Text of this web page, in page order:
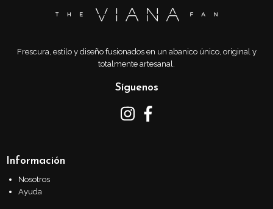
Frescura, estilo y diseño fusionados en un abanico único, original y
totalmente artesanal.
Síguenos
Información
Nosotros
Ayuda